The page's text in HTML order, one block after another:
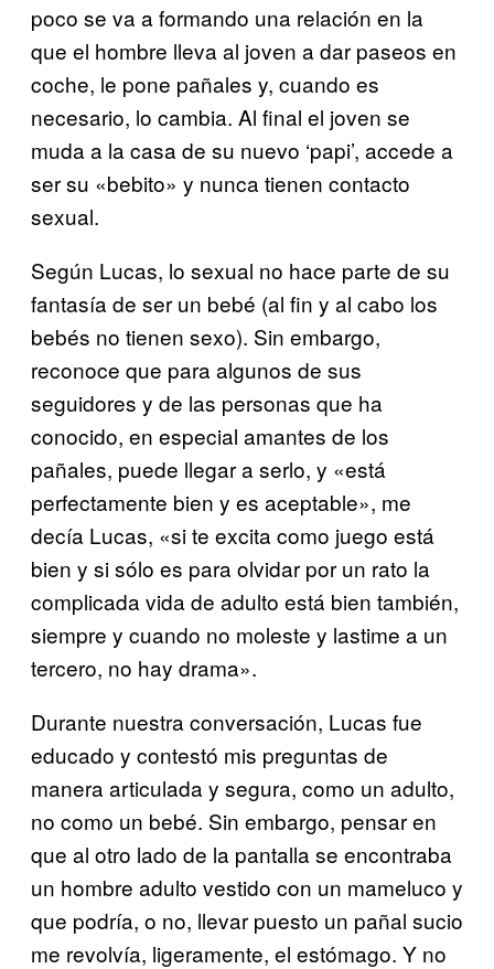
poco se va a formando una relación en la
que el hombre lleva al joven a dar paseos en
coche, le pone pañales y, cuando es
necesario, lo cambia. Al final el joven se
muda a la casa de su nuevo ‘papi’, accede a
ser su «bebito» y nunca tienen contacto
sexual.
Según Lucas, lo sexual no hace parte de su
fantasía de ser un bebé (al fin y al cabo los
bebés no tienen sexo). Sin embargo,
reconoce que para algunos de sus
seguidores y de las personas que ha
conocido, en especial amantes de los
pañales, puede llegar a serlo, y «está
perfectamente bien y es aceptable», me
decía Lucas, «si te excita como juego está
bien y si sólo es para olvidar por un rato la
complicada vida de adulto está bien también,
siempre y cuando no moleste y lastime a un
tercero, no hay drama».
Durante nuestra conversación, Lucas fue
educado y contestó mis preguntas de
manera articulada y segura, como un adulto,
no como un bebé. Sin embargo, pensar en
que al otro lado de la pantalla se encontraba
un hombre adulto vestido con un mameluco y
que podría, o no, llevar puesto un pañal sucio
me revolvía, ligeramente, el estómago. Y no